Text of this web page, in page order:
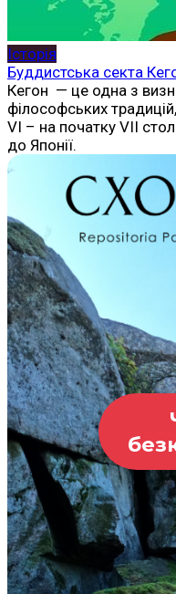
Історія
Буддистська секта
Кегон — це одна з
філософських
VI – на початку VII
до Японії.